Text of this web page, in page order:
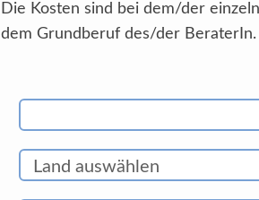
Die Kosten sind bei dem/der
dem Grundberuf des/der BeraterIn.